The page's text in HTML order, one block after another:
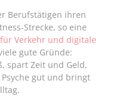
Berufstätigen ihren
Strecke, so eine
Verkehr und digitale
gute Gründe:
spart Zeit und Geld,
gut und bringt